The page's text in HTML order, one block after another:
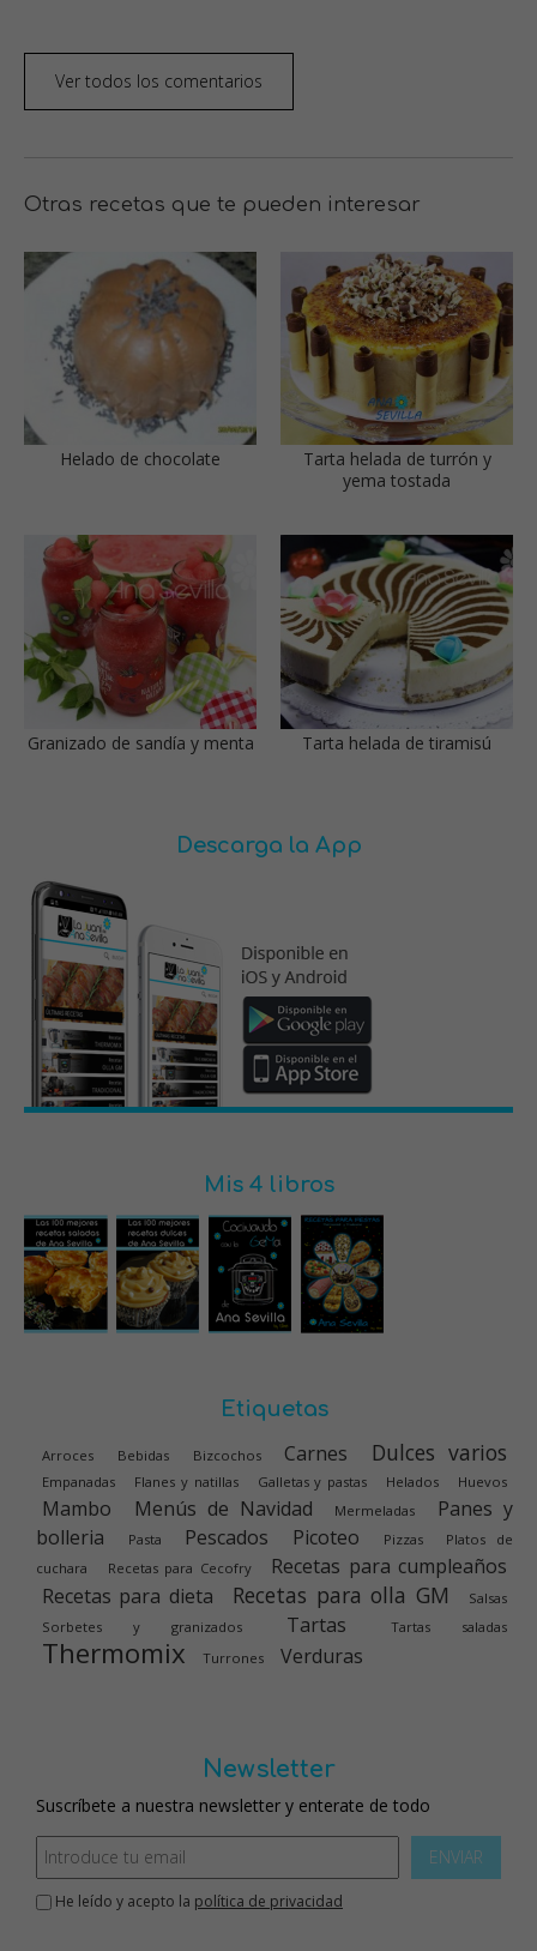
Ver todos los comentarios
Otras recetas que te pueden interesar
Helado de chocolate
Tarta helada de turrón y
yema tostada
Granizado de sandía y menta Tarta helada de tiramisú
Descarga la App
Mis 4 libros
Etiquetas
Arroces Bebidas Bizcochos Carnes Dulces varios
Empanadas Flanes y natillas Galletas y pastas Helados Huevos
Mambo Menús de Navidad Mermeladas
Panes y
bolleria
Pasta Pescados Picoteo Pizzas
Platos de
cuchara
Recetas para Cecofry
Recetas para cumpleaños
Recetas para dieta
Recetas para olla GM
Salsas
Sorbetes y granizados
Tartas Tartas saladas
Thermomix Turrones Verduras
Newsletter
Suscríbete a nuestra newsletter y enterate de todo
ENVIAR
He leído y acepto la política de privacidad